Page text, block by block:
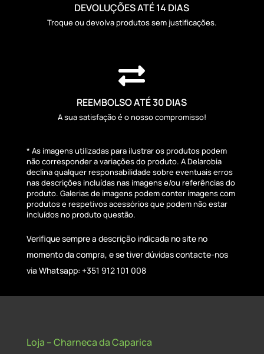
DEVOLUÇÕES ATÉ 14 DIAS
Troque ou devolva produtos sem justificações.

REEMBOLSO ATÉ 30 DIAS
A sua satisfação é o nosso compromisso!
* As imagens utilizadas para ilustrar os produtos podem
não corresponder a variações do produto. A Delarobia
declina qualquer responsabilidade sobre eventuais erros
nas descrições incluídas nas imagens e/ou referências do
produto. Galerias de imagens podem conter imagens com
produtos e respetivos acessórios que podem não estar
incluídos no produto questão.
Verifique sempre a descrição indicada no site no
momento da compra, e se tiver dúvidas contacte-nos
via Whatsapp: +351 912 101 008
Loja – Charneca da Caparica